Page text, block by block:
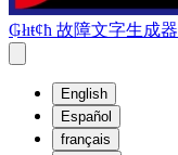
₲łıŧȼħ 故障文字生成器
English
Español
français